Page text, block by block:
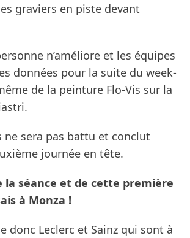
graviers en piste devant
n’améliore et les équipes
données pour la suite du week-
de la peinture Flo-Vis sur la
ne sera pas battu et conclut
journée en tête.
la séance et de cette première
à Monza !
donc Leclerc et Sainz qui sont à